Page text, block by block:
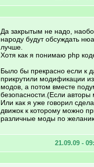
Да закрытым не надо,
народу будут обсуждать
лучше.
Хотя как я понимаю php
Было бы прекрасно если к
прикрутили модификации
модов, а потом вместе
безопасности.(Если авторы
Или как я уже говорил
движок к которому можно
различные моды по
21.09.09 -